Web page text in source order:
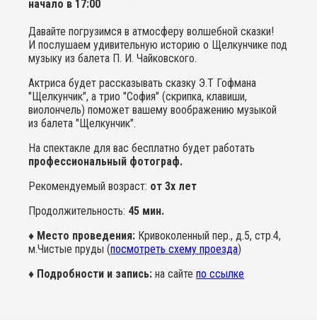
начало в 17:00
Давайте погрузимся в атмосферу волшебной сказки!
И послушаем удивительную историю о Щелкунчике под
музыку из балета П. И. Чайковского.
Актриса будет рассказывать сказку Э.Т Гофмана
"Щелкунчик", а трио "София" (скрипка, клавиши,
виолончель) поможет вашему воображению музыкой
из балета "Щелкунчик".
На спектакле для вас бесплатно будет работать
профессиональный фотограф.
Рекомендуемый возраст: от 3х лет
Продолжительность: 45 мин.
♦ Место проведения: Кривоколенный пер., д.5, стр.4,
м.Чистые пруды (посмотреть схему проезда)
♦ Подробности и запись: на сайте по ссылке